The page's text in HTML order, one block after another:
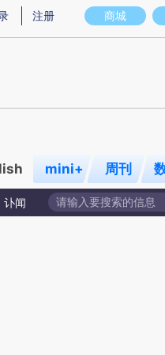
图存在偏差。不代表财新观点和立
商城
注册
mini+ 周刊
讣闻